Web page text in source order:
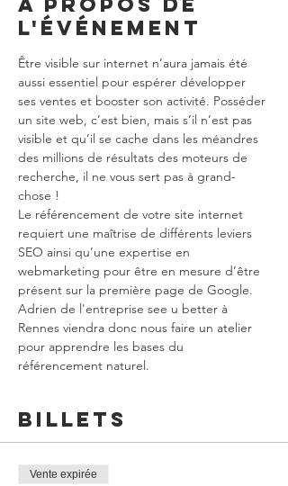
l'événement
Être visible sur internet n’aura jamais été
aussi essentiel pour espérer développer
ses ventes et booster son activité. Posséder
un site web, c’est bien, mais s’il n’est pas
visible et qu’il se cache dans les méandres
des millions de résultats des moteurs de
recherche, il ne vous sert pas à grand-
chose !
Le référencement de votre site internet
requiert une maîtrise de différents leviers
SEO ainsi qu’une expertise en
webmarketing pour être en mesure d’être
présent sur la première page de Google.
Adrien de l'entreprise see u better à
Rennes viendra donc nous faire un atelier
pour apprendre les bases du
référencement naturel.
Billets
Vente expirée